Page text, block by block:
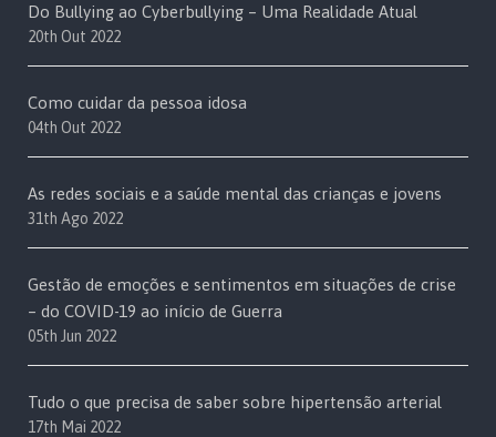
Do Bullying ao Cyberbullying – Uma Realidade Atual
20th Out 2022
Como cuidar da pessoa idosa
04th Out 2022
As redes sociais e a saúde mental das crianças e jovens
31th Ago 2022
Gestão de emoções e sentimentos em situações de crise
– do COVID-19 ao início de Guerra
05th Jun 2022
Tudo o que precisa de saber sobre hipertensão arterial
17th Mai 2022